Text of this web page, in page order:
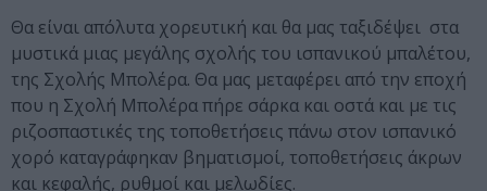
Θα είναι απόλυτα χορευτική και θα μας ταξιδέψει στα
μυστικά μιας μεγάλης σχολής του ισπανικού μπαλέτου,
της Σχολής Μπολέρα. Θα μας μεταφέρει από την εποχή
που η Σχολή Μπολέρα πήρε σάρκα και οστά και με τις
ριζοσπαστικές της τοποθετήσεις πάνω στον ισπανικό
χορό καταγράφηκαν βηματισμοί, τοποθετήσεις άκρων
και κεφαλής, ρυθμοί και μελωδίες.